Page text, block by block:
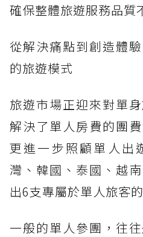
確保整體旅遊服務品質
從解決痛點到創造體
的旅遊模式
旅遊市場正迎來對單
解決了單人房費的團
更進一步照顧單人出
灣、韓國、泰國、越
出6支專屬於單人旅客
一般的單人參團，往